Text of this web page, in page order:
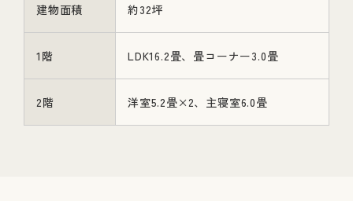
建物面積 約32坪
1階 LDK16.2畳、畳コーナー3.0畳
2階 洋室5.2畳×2、主寝室6.0畳